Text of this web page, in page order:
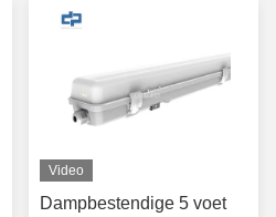
Video
Dampbestendige 5 voet